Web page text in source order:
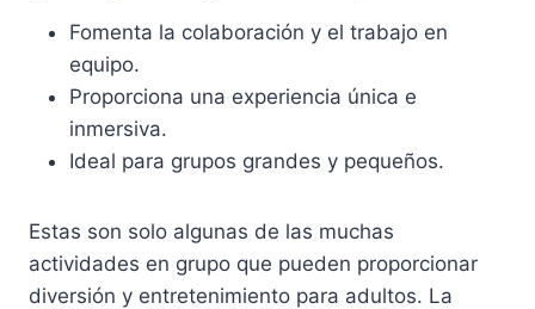
Fomenta la colaboración y el trabajo en
equipo.
Proporciona una experiencia única e
inmersiva.
Ideal para grupos grandes y pequeños.
Estas son solo algunas de las muchas
actividades en grupo que pueden proporcionar
diversión y entretenimiento para adultos. La